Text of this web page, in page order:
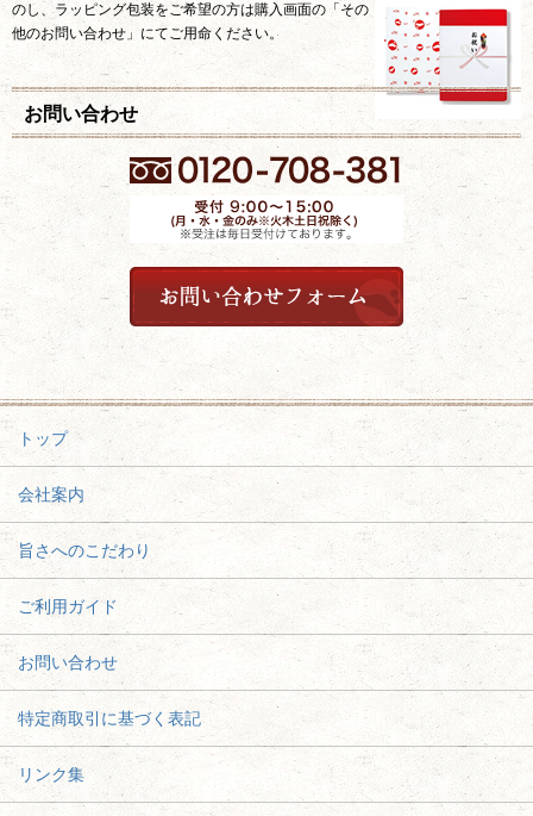
のし、ラッピング包装をご希望の方は購入画面の「その
他のお問い合わせ」にてご用命ください。
お問い合わせ
トップ
会社案内
旨さへのこだわり
ご利用ガイド
お問い合わせ
特定商取引に基づく表記
リンク集